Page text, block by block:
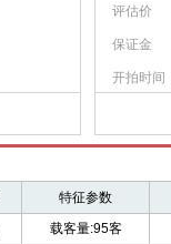
评估价
保证金
开拍时间
特征参数
载客量:95客